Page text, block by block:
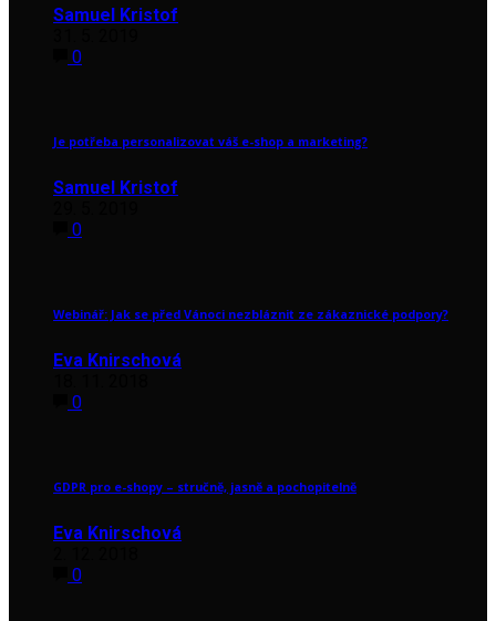
Samuel Kristof
0
Je potřeba personalizovat váš e-shop a marketing?
Samuel Kristof
0
Webinář: Jak se před Vánoci nezbláznit ze zákaznické podpory?
Eva Knirschová
0
GDPR pro e-shopy – stručně, jasně a pochopitelně
Eva Knirschová
0